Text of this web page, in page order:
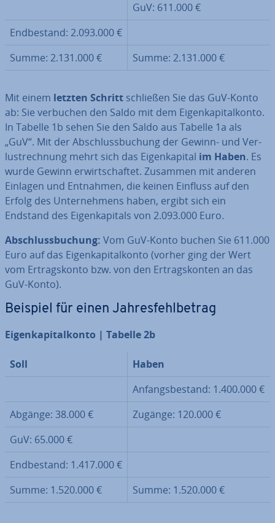
GuV: 611.000 €
End­be­stand: 2.093.000 €
Summe: 2.131.000 €
Summe: 2.131.000 €
Mit einem letzten Schritt schließen Sie das GuV-Konto
ab: Sie verbuchen den Saldo mit dem Ei­gen­ka­pi­tal­kon­to.
In Tabelle 1b sehen Sie den Saldo aus Tabelle 1a als
„GuV“. Mit der Ab­schluss­bu­chung der Gewinn- und Ver­
lust­rech­nung mehrt sich das Ei­gen­ka­pi­tal im Haben. Es
wurde Gewinn er­wirt­schaf­tet. Zusammen mit anderen
Einlagen und Entnahmen, die keinen Einfluss auf den
Erfolg des Un­ter­neh­mens haben, ergibt sich ein
Endstand des Ei­gen­ka­pi­tals von 2.093.000 Euro.
Ab­schluss­bu­chung: Vom GuV-Konto buchen Sie 611.000
Euro auf das Ei­gen­ka­pi­tal­kon­to (vorher ging der Wert
vom Er­trags­kon­to bzw. von den Er­trags­kon­ten an das
GuV-Konto).
Beispiel für einen Jah­res­fehl­be­trag
Ei­gen­ka­pi­tal­kon­to | Tabelle 2b
Soll
Haben
An­fangs­be­stand: 1.400.000 €
Abgänge: 38.000 €
Zugänge: 120.000 €
GuV: 65.000 €
End­be­stand: 1.417.000 €
Summe: 1.520.000 €
Summe: 1.520.000 €